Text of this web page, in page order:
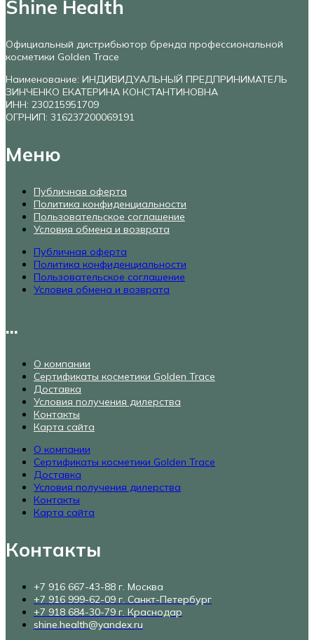
Shine Health
Официальный дистрибьютор бренда профессиональной
косметики Golden Trace
Наименование: ИНДИВИДУАЛЬНЫЙ ПРЕДПРИНИМАТЕЛЬ
ЗИНЧЕНКО ЕКАТЕРИНА КОНСТАНТИНОВНА
ИНН: 230215951709
ОГРНИП: 316237200069191
Меню
Публичная оферта
Политика конфиденциальности
Пользовательское соглашение
Условия обмена и возврата
Публичная оферта
Политика конфиденциальности
Пользовательское соглашение
Условия обмена и возврата
...
О компании
Сертификаты косметики Golden Trace
Доставка
Условия получения дилерства
Контакты
Карта сайта
О компании
Сертификаты косметики Golden Trace
Доставка
Условия получения дилерства
Контакты
Карта сайта
Контакты
+7 916 667-43-88 г. Москва
+7 916 999-62-09 г. Санкт-Петербург
+7 918 684-30-79 г. Краснодар
shine.health@yandex.ru